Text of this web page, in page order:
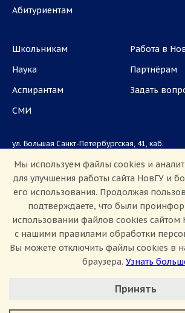
Абитуриентам
Школьникам
Наука
Аспирантам
СМИ
Работа в
Партнёрам
Задать
ул. Большая Санкт-Петербургская, 41, каб.
Приемная комиссия: +7(8162)33-20-44
Сведения о
Мы используем файлы cookies и
для улучшения работы сайта НовГУ и
его использования. Продолжая
подтверждаете, что были
использовании файлов cookies сайтом
с нашими правилами обработки
Вы можете отключить файлы cookies в
браузера. Узнать
Минимальные
Аналитические/
Принять